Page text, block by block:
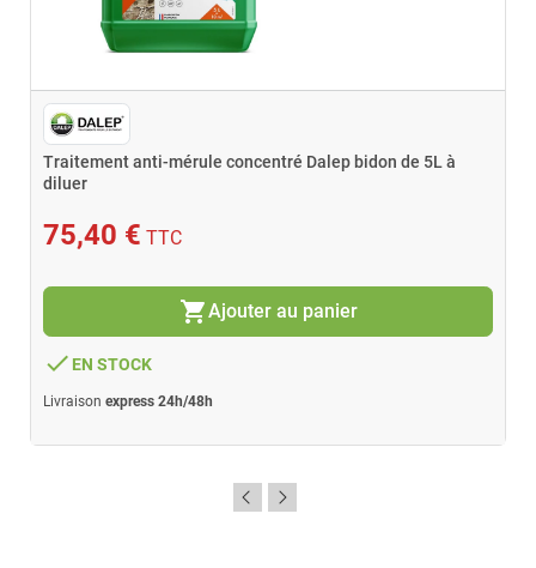
Traitement anti-mérule concentré Dalep bidon de 5L à
diluer
75,40 € TTC
shopping_cartAjouter au panier
done EN STOCK
Livraison express 24h/48h